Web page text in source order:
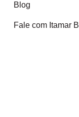
Blog
Fale com Itamar